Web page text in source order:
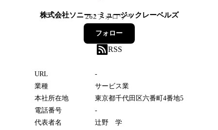
株式会社ソニー・ミュージックレーベルズ
262フォロワー
フォロー
RSS
URL
-
業種
サービス業
本社所在地
東京都千代田区六番町4番地5
電話番号
-
代表者名
辻野 学